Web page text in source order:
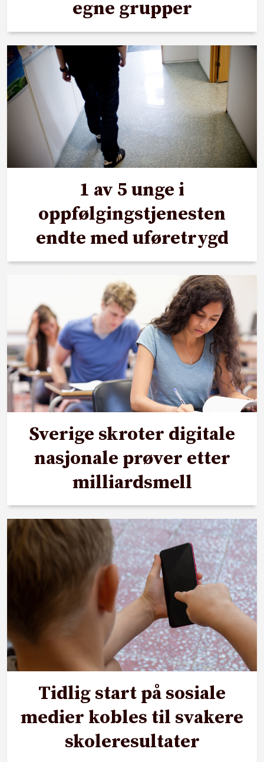
egne grupper
1 av 5 unge i
oppfølgingstjenesten
endte med uføretrygd
Sverige skroter digitale
nasjonale prøver etter
milliardsmell
Tidlig start på sosiale
medier kobles til svakere
skoleresultater